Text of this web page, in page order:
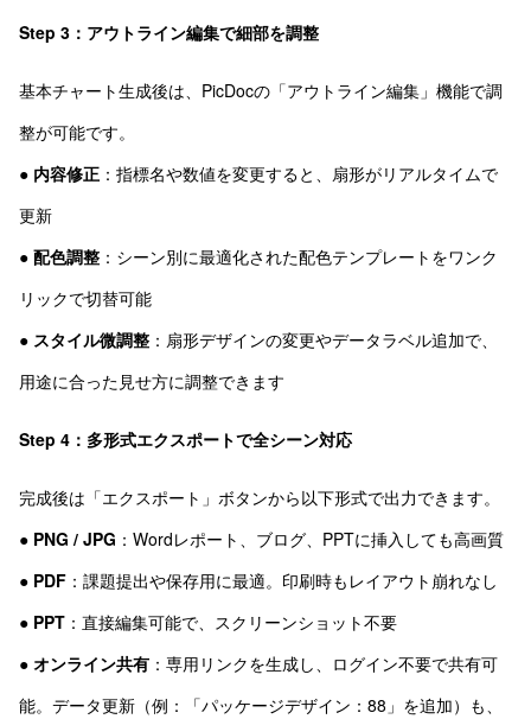
Step 3：アウトライン編集で細部を調整
基本チャート生成後は、PicDocの「アウトライン編集」機能で調
整が可能です。
● 内容修正 ：指標名や数値を変更すると、扇形がリアルタイムで
更新
● 配色調整 ：シーン別に最適化された配色テンプレートをワンク
リックで切替可能
● スタイル微調整 ：扇形デザインの変更やデータラベル追加で、
用途に合った見せ方に調整できます
Step 4：多形式エクスポートで全シーン対応
完成後は「エクスポート」ボタンから以下形式で出力できます。
● PNG / JPG ：Wordレポート、ブログ、PPTに挿入しても高画質
● PDF ：課題提出や保存用に最適。印刷時もレイアウト崩れなし
● PPT ：直接編集可能で、スクリーンショット不要
● オンライン共有 ：専用リンクを生成し、ログイン不要で共有可
能。データ更新（例：「パッケージデザイン：88」を追加）も、